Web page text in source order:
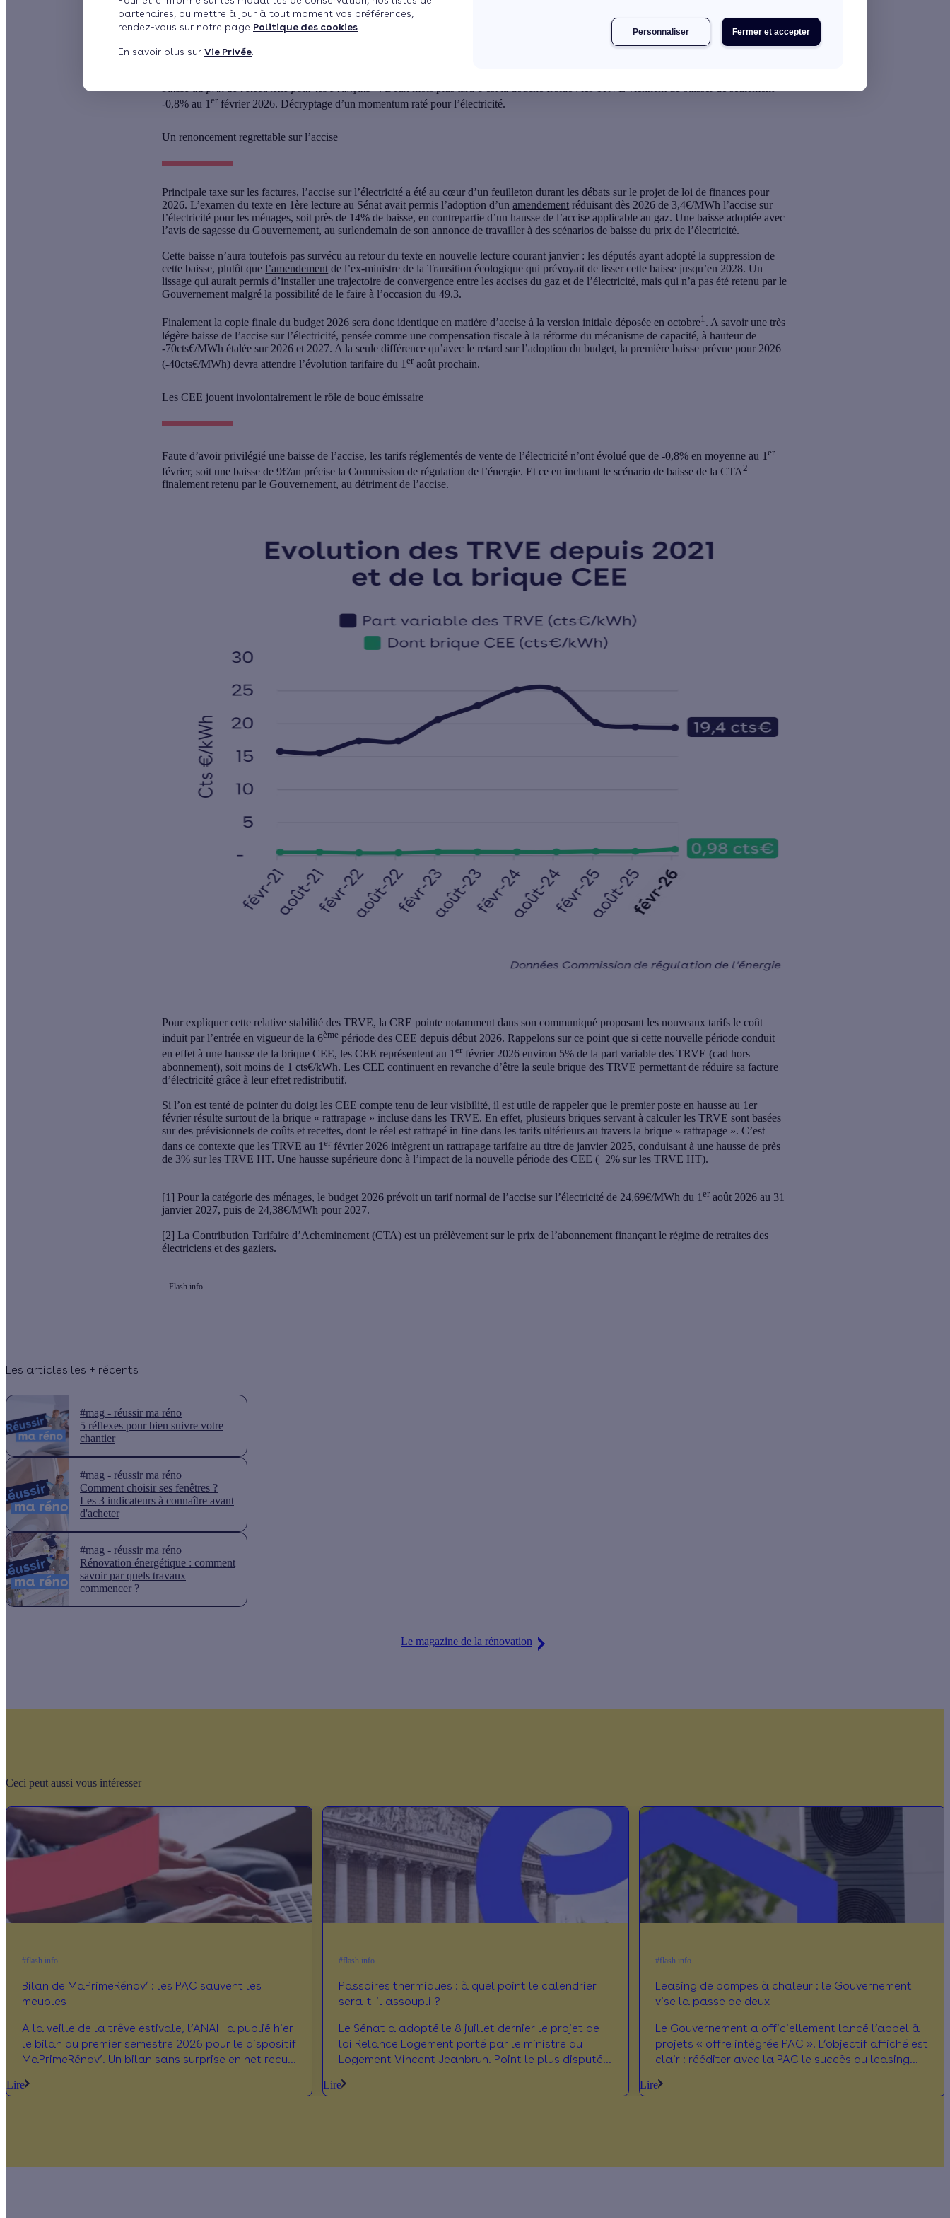
partenaires, ou mettre à jour à tout moment vos préférences,
rendez-vous sur notre page Politique des cookies
En savoir plus sur Vie Privée
Fermer et accepter
Personnaliser
parL'équipe de rédactionPublié le 03/02/2026 à 08h02
-0,8% au 1erfévrier 2026. Décryptage d’un momentum raté pour l’électricité.
Un renoncement regrettable sur l’accise
Principale taxe sur les factures, l’accise sur l’électricité a été au cœur d’un feuilleton durant les débats sur le projet de loi de finances pour
2026.L’examen du texte en 1ère lecture au Sénat avait permis l’adoption d’unamendement réduisant dès 2026 de 3,4€/MWh l’accise sur
l’électricité pour les ménages, soit près de 14% de baisse, en contrepartie d’un hausse de l’accise applicable au gaz. Une baisse adoptéeavec
l’avis de sagesse du Gouvernement, au surlendemain de son annonce de travailler à des scénarios de baisse du prix de l’électricité.
Cette baisse n’aura toutefois pas survécu au retour du texte en nouvelle lecture courant janvier : les députés ayant adopté la suppression de
cette baisse, plutôt quel’amendement de l’ex-ministre de la Transition écologique qui prévoyait de lisser cette baisse jusqu’en 2028. Un
lissage qui aurait permis d’installer une trajectoire de convergence entre les accises du gaz et de l’électricité, mais qui n’a pas été retenu par le
Gouvernement malgré la possibilité de le faire à l’occasion du 49.3.
Finalement la copie finale du budget 2026 sera donc identique en matière d’accise à la version initiale déposée en octobre1. A savoir une très
légère baisse de l’accise sur l’électricité, pensée comme une compensation fiscale à la réforme du mécanisme de capacité, à hauteur de
-70cts€/MWh étalée sur 2026 et 2027. A la seule différence qu’avec le retard sur l’adoption du budget, la première baisse prévue pour 2026
(-40cts€/MWh) devra attendre l’évolution tarifaire du 1er août prochain.
Les CEE jouent involontairement le rôle de bouc émissaire
Faute d’avoir privilégié une baisse de l’accise, les tarifs réglementés de vente de l’électricité n’ont évolué que de -0,8% en moyenne au 1er
février, soit une baisse de 9€/an précise la Commission de régulation de l’énergie. Et ce en incluant le scénario de baisse de la CTA2
finalement retenu par le Gouvernement, au détriment de l’accise.
Pour expliquer cette relative stabilité des TRVE, la CRE pointe notamment dans son communiqué proposant les nouveaux tarifs le coût
induit par l’entrée en vigueur de la 6ème période des CEE depuis début 2026. Rappelons sur ce point que si cette nouvelle période conduit
en effet à une hausse de la brique CEE, les CEE représentent au 1er février 2026 environ 5% de la part variable des TRVE (cad hors
abonnement),soit moins de 1 cts€/kWh. Les CEE continuent en revanche d’être la seule brique des TRVE permettant de réduire sa facture
d’électricité grâce à leur effet redistributif.
Si l’on est tenté de pointer du doigt les CEE compte tenu de leur visibilité, il est utile de rappeler que le premier poste en hausse au 1er
février résulte surtout de la brique « rattrapage » incluse dans les TRVE. En effet, plusieurs briques servant à calculer les TRVE sont basées
sur des prévisionnels de coûts et recettes, dont le réel est rattrapé in fine dans les tarifs ultérieurs au travers la brique « rattrapage ». C’est
dans ce contexte que les TRVE au 1er février 2026 intègrent un rattrapage tarifaire au titre de janvier 2025, conduisant à une hausse de près
de 3% sur les TRVE HT. Une hausse supérieure donc à l’impact de la nouvelle période des CEE (+2% sur les TRVE HT).
[1] Pour la catégorie des ménages, le budget 2026 prévoit un tarif normal de l’accise sur l’électricité de 24,69€/MWh du 1er août 2026 au 31
janvier 2027, puis de 24,38€/MWh pour 2027.
[2] La Contribution Tarifaire d’Acheminement (CTA) est un prélèvement sur le prix de l’abonnement finançant le régime de retraites des
électriciens et des gaziers.
Flash info
Les articles les + récents
#mag - réussir ma réno
5 réflexes pour bien suivre votre
chantier
#mag - réussir ma réno
Comment choisir ses fenêtres ?
Les 3 indicateurs à connaître avant
d'acheter
#mag - réussir ma réno
Rénovation énergétique : comment
savoir par quels travaux
commencer ?
Le magazine de la rénovation
Ceci peut aussi vous intéresser
#flash info
Bilan de MaPrimeRénov’ : les PAC sauvent les
meubles
A la veille de la trêve estivale, l’ANAH a publié hier
le bilan du premier semestre 2026 pour le dispositif
MaPrimeRénov’. Un bilan sans surprise en net recul,
dispositif. Décryptage chiffré et enjeux pour le
Lire
#flash info
Passoires thermiques : à quel point le calendrier
sera-t-il assoupli ?
Le Sénat a adopté le 8 juillet dernier le projet de
loi Relance Logement porté par le ministre du
Logement Vincent Jeanbrun. Point le plus disputé
des logements frappés par l'interdiction de
Lire
#flash info
Leasing de pompes à chaleur : le Gouvernement
vise la passe de deux
Le Gouvernement a officiellement lancé l’appel à
projets « offre intégrée PAC ». L’objectif affiché est
clair : rééditer avec la PAC le succès du leasing
Lire